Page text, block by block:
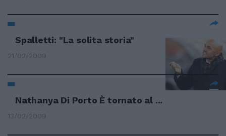
Spalletti: "La solita storia"
21/02/2009
Nathanya Di Porto È tornato al ...
13/02/2009